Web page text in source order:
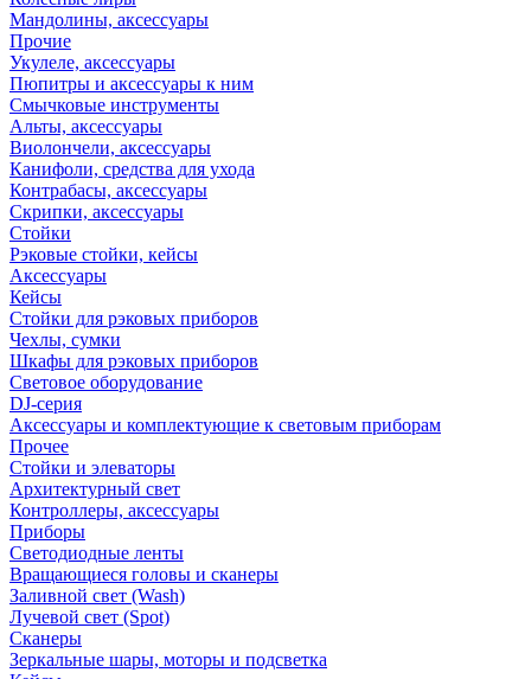
Мандолины, аксессуары
Прочие
Укулеле, аксессуары
Пюпитры и аксессуары к ним
Смычковые инструменты
Альты, аксессуары
Виолончели, аксессуары
Канифоли, средства для ухода
Контрабасы, аксессуары
Скрипки, аксессуары
Стойки
Рэковые стойки, кейсы
Аксессуары
Кейсы
Стойки для рэковых приборов
Чехлы, сумки
Шкафы для рэковых приборов
Световое оборудование
DJ-серия
Аксессуары и комплектующие к световым приборам
Прочее
Стойки и элеваторы
Архитектурный свет
Контроллеры, аксессуары
Приборы
Светодиодные ленты
Вращающиеся головы и сканеры
Заливной свет (Wash)
Лучевой свет (Spot)
Сканеры
Зеркальные шары, моторы и подсветка